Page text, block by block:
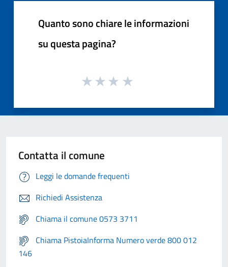
Quanto sono chiare le informazioni
su questa pagina?
Contatta il comune
Leggi le domande frequenti
Richiedi Assistenza
Chiama il comune 0573 3711
Chiama PistoiaInforma Numero verde 800 012
146